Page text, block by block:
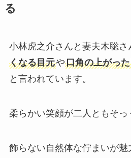
る
小林虎之介さんと妻夫木聡さ
くなる目元や口角の上がっ
と言われています。
柔らかい笑顔が二人ともそっ
飾らない自然体な佇まいが魅